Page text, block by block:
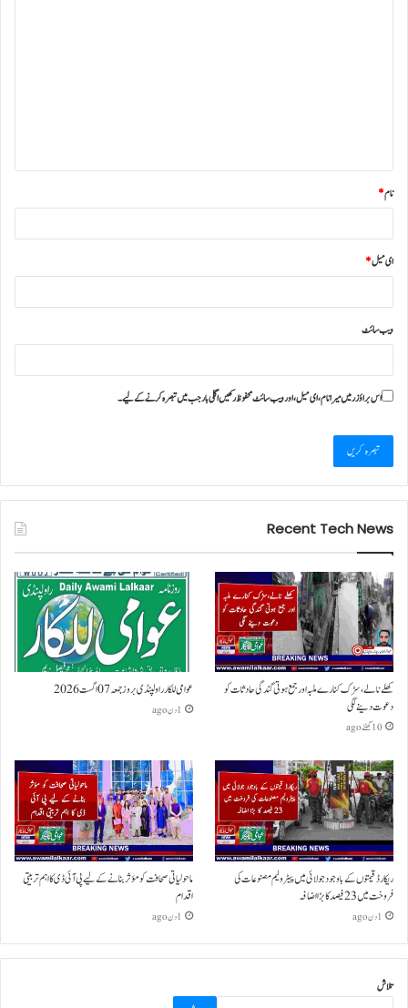
نام*
ای میل*
ویب‌ سائٹ
اس براؤزر میں میرا نام، ای میل، اور ویب سائٹ محفوظ رکھیں اگلی بار جب میں تبصرہ کرنے کےلیے۔
Recent Tech News
کھلے نالے،سڑک کنارے ملبہ اور جمع ہوتی گندگی حادثات کو
دعوت دینے لگی
10 گھنٹے ago
عوامی للکار راولپنڈی بروز جمعہ 07 اگست 2026
1 دن ago
ریکارڈ قیمتوں کے باوجود جولائی میں پیٹرولیم مصنوعات کی
فروخت میں 23 فیصد کا بڑا اضافہ
1 دن ago
ماحولیاتی صحافت کو مؤثر بنانے کے لیے پی آئی ڈی کا اہم تربیتی
اقدام
1 دن ago
تلاش